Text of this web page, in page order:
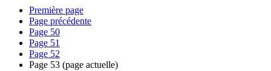
Première page
Page précédente
Page 50
Page 51
Page 52
Page 53 (page actuelle)